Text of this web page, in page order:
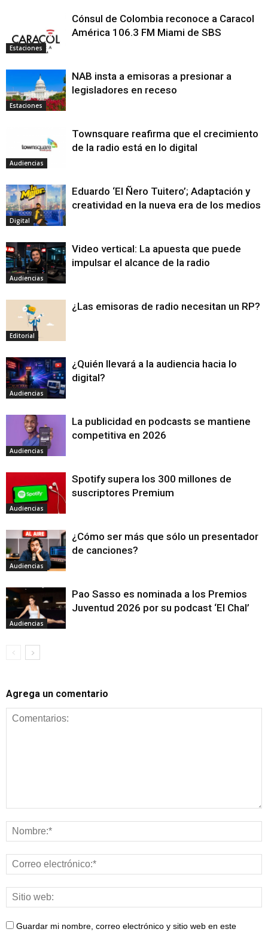
Estaciones
Cónsul de Colombia reconoce a Caracol
América 106.3 FM Miami de SBS
Estaciones
NAB insta a emisoras a presionar a
legisladores en receso
Audiencias
Townsquare reafirma que el crecimiento
de la radio está en lo digital
Digital
Eduardo ‘El Ñero Tuitero’; Adaptación y
creatividad en la nueva era de los medios
Audiencias
Video vertical: La apuesta que puede
impulsar el alcance de la radio
Editorial
¿Las emisoras de radio necesitan un RP?
Audiencias
¿Quién llevará a la audiencia hacia lo
digital?
Audiencias
La publicidad en podcasts se mantiene
competitiva en 2026
Audiencias
Spotify supera los 300 millones de
suscriptores Premium
Audiencias
¿Cómo ser más que sólo un presentador
de canciones?
Audiencias
Pao Sasso es nominada a los Premios
Juventud 2026 por su podcast ‘El Chal’
Agrega un comentario
Guardar mi nombre, correo electrónico y sitio web en este